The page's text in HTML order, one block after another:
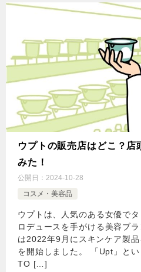
ウプトの販売店はどこ？店
みた！
公開日： 2024-10-28
コスメ・美容品
ウプトは、人気のある女優で
ロデュースを手がける美容ブ
は2022年9月にスキンケア製
を開始しました。 「Upt」と
TO […]